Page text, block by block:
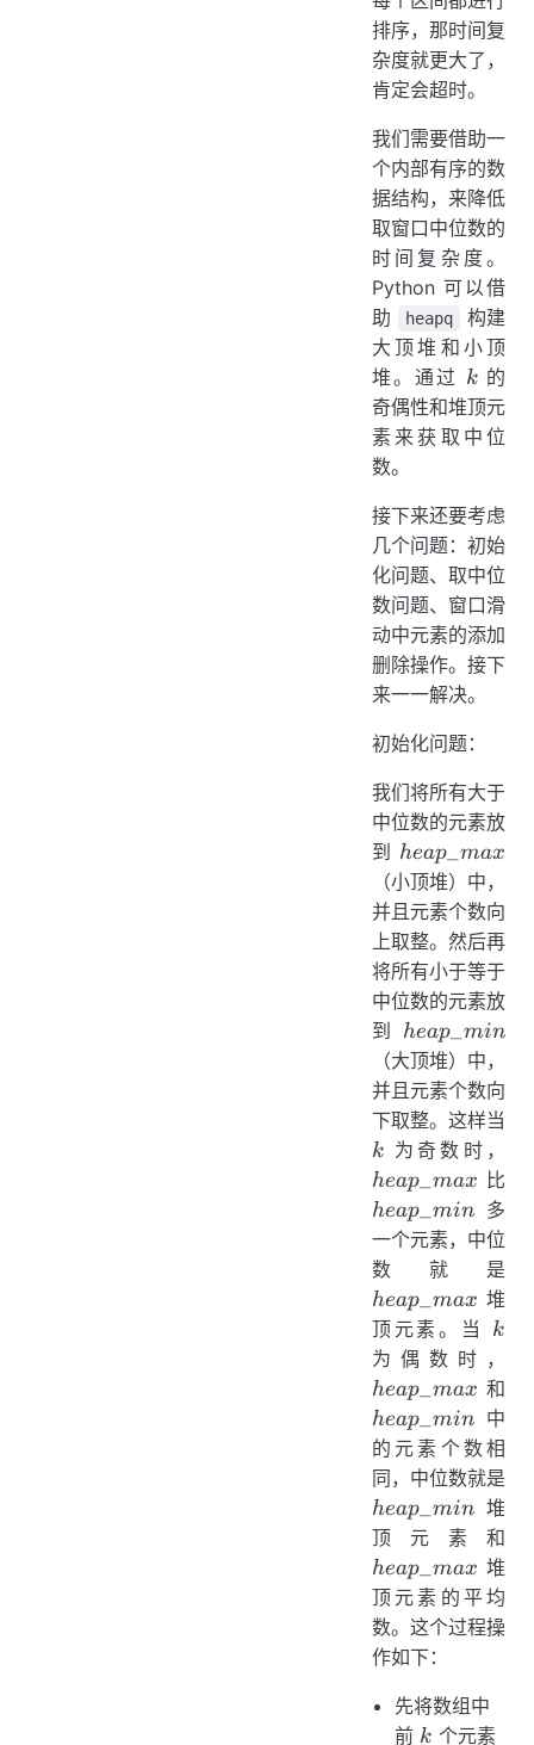
k)
排序，那时间复
杂度就更大了，
肯定会超时。
我们需要借助一
个内部有序的数
据结构，来降低
取窗口中位数的
时间复杂度。
Python 可以借
助
heapq
构建
大顶堆和小顶
堆。通过 k
k 的
奇偶性和堆顶元
素来获取中位
数。
接下来还要考虑
几个问题：初始
化问题、取中位
数问题、窗口滑
动中元素的添加
删除操作。接下
来一一解决。
初始化问题：
我们将所有大于
中位数的元素放
到 heap\_max
heap max
（小顶堆）中，
并且元素个数向
上取整。然后再
将所有小于等于
中位数的元素放
到 heap\_min
heap min
（大顶堆）中，
并且元素个数向
下取整。这样当
k
k 为奇数时，
heap max 比
heap\_min
heap min多
一个元素，中位
数就是
heap max 堆
顶元素。当 k
k
为偶数时，
heap max 和
heap\_min
heap min中
的元素个数相
同，中位数就是
heap\_min
heap min堆
顶元素和
heap max 堆
顶元素的平均
数。这个过程操
作如下：
先将数组中
前 k
k 个元素